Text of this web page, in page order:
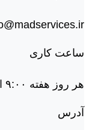
ساعت کاری
هر روز هفته ۹:۰۰ الی ۱۷:۰۰ پنج شنبه‌ها ۹:۰۰ الی ۱۴:۳۰
آدرس